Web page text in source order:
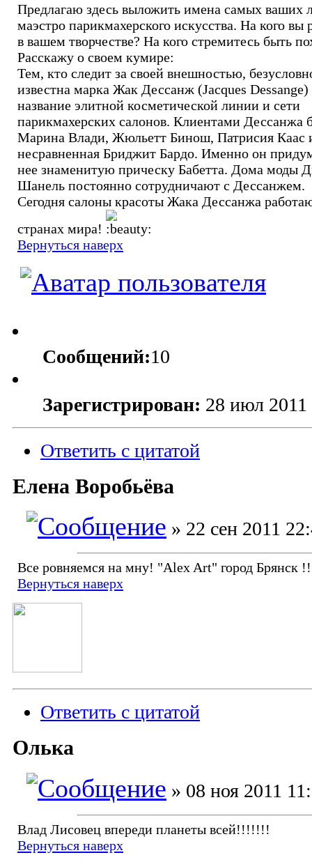
Предлагаю здесь выложить имена самых
маэстро парикмахерского искусства. На кого вы
в вашем творчестве? На кого стремитесь быть
Расскажу о своем кумире:
Тем, кто следит за своей внешностью,
известна марка Жак Дессанж (Jacques Dessange)
название элитной косметической линии и сети
парикмахерских салонов. Клиентами Дессанжа
Марина Влади, Жюльетт Бинош, Патрисия Каас
несравненная Бриджит Бардо. Именно он
нее знаменитую прическу Бабетта. Дома моды
Шанель постоянно сотрудничают с Дессанжем.
Сегодня салоны красоты Жака Дессанжа
странах мира!
Вернуться наверх
Сообщений:10
Зарегистрирован: 28 июл 2011
Ответить с цитатой
Елена Воробьёва
» 22 сен 2011
Все ровняемся на мну! "Alex Art" город
Вернуться наверх
Ответить с цитатой
Олька
» 08 ноя 2011
Влад Лисовец впереди планеты всей!!!!!!!
Вернуться наверх